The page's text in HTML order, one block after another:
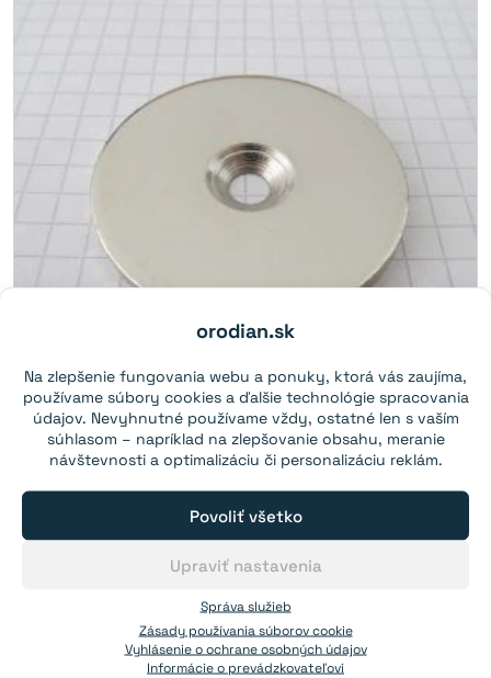
orodian.sk
Na zlepšenie fungovania webu a ponuky, ktorá vás zaujíma,
používame súbory cookies a ďalšie technológie spracovania
údajov. Nevyhnutné používame vždy, ostatné len s vaším
súhlasom – napríklad na zlepšovanie obsahu, meranie
návštevnosti a optimalizáciu či personalizáciu reklám.
Správa služieb
Povoliť všetko
Upraviť nastavenia
Zásady používania súborov cookie
Vyhlásenie o ochrane osobných údajov
Informácie o prevádzkovateľovi
Oceľový protikus kotúč 42×3 mm
Diera:
3 367skladom
Od 1 ks:
0,49€
Od 30 ks:
0,45€
Od 100 ks:
0,39€
Od 280 ks: 0,36€